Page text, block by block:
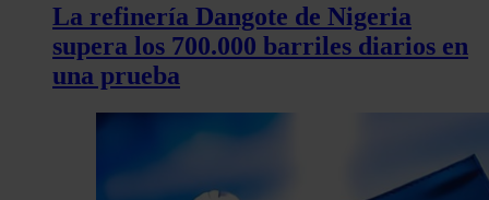
La refinería Dangote de Nigeria
supera los 700.000 barriles diarios en
una prueba